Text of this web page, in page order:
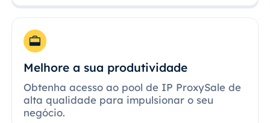
Melhore a sua produtividade
Obtenha acesso ao pool de IP ProxySale de
alta qualidade para impulsionar o seu
negócio.